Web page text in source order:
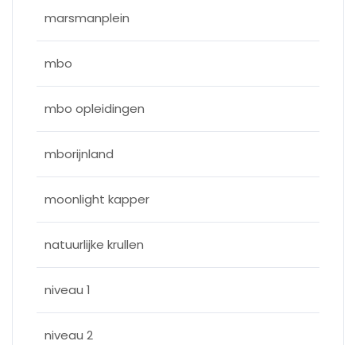
marsmanplein
mbo
mbo opleidingen
mborijnland
moonlight kapper
natuurlijke krullen
niveau 1
niveau 2